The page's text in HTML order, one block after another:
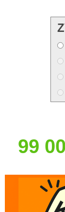
99